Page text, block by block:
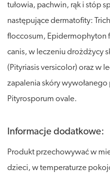
tułowia, pachwin, rąk i stóp
następujące dermatofity:
floccosum, Epidermophyton
canis, w leczeniu drożdżycy
(Pityriasis versicolor) oraz w
zapalenia skóry
Pityrosporum ovale.
Informacje dodatkowe:
Produkt przechowywać w
dzieci, w temperaturze